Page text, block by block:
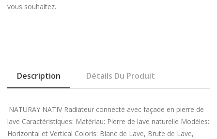
vous souhaitez.
Description Détails Du Produit
.NATURAY NATIV Radiateur connecté avec façade en pierre de
lave Caractéristiques: Matériau: Pierre de lave naturelle Modèles:
Horizontal et Vertical Coloris: Blanc de Lave, Brute de Lave,